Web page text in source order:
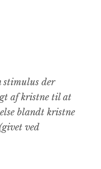
stimulus der
af kristne til at
blandt kristne
ved